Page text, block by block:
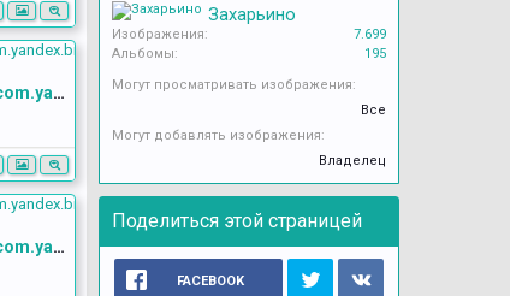
Screenshot_20260529_151130_com.yandex.browser
Screenshot_20260529_151147_com.yandex.browser
Захарьино
Изображения:
7.699
Альбомы:
195
Могут просматривать изображения:
Все
Могут добавлять изображения:
Владелец
Поделиться этой страницей
FACEBOOK